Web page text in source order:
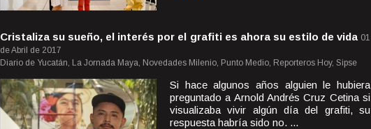
Cristaliza su sueño, el interés por el grafiti es ahora su estilo de vida 01
de Abril de 2017
Diario de Yucatán, La Jornada Maya, Novedades Milenio, Punto Medio, Reporteros Hoy, Sipse
Si hace algunos años alguien le hubiera
preguntado a Arnold Andrés Cruz Cetina si
visualizaba vivir algún día del grafiti, su
respuesta habría sido no. ...